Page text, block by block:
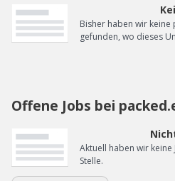
Bisher haben wir
gefunden, wo dieses
Offene Jobs bei
Aktuell haben wir
Stelle.